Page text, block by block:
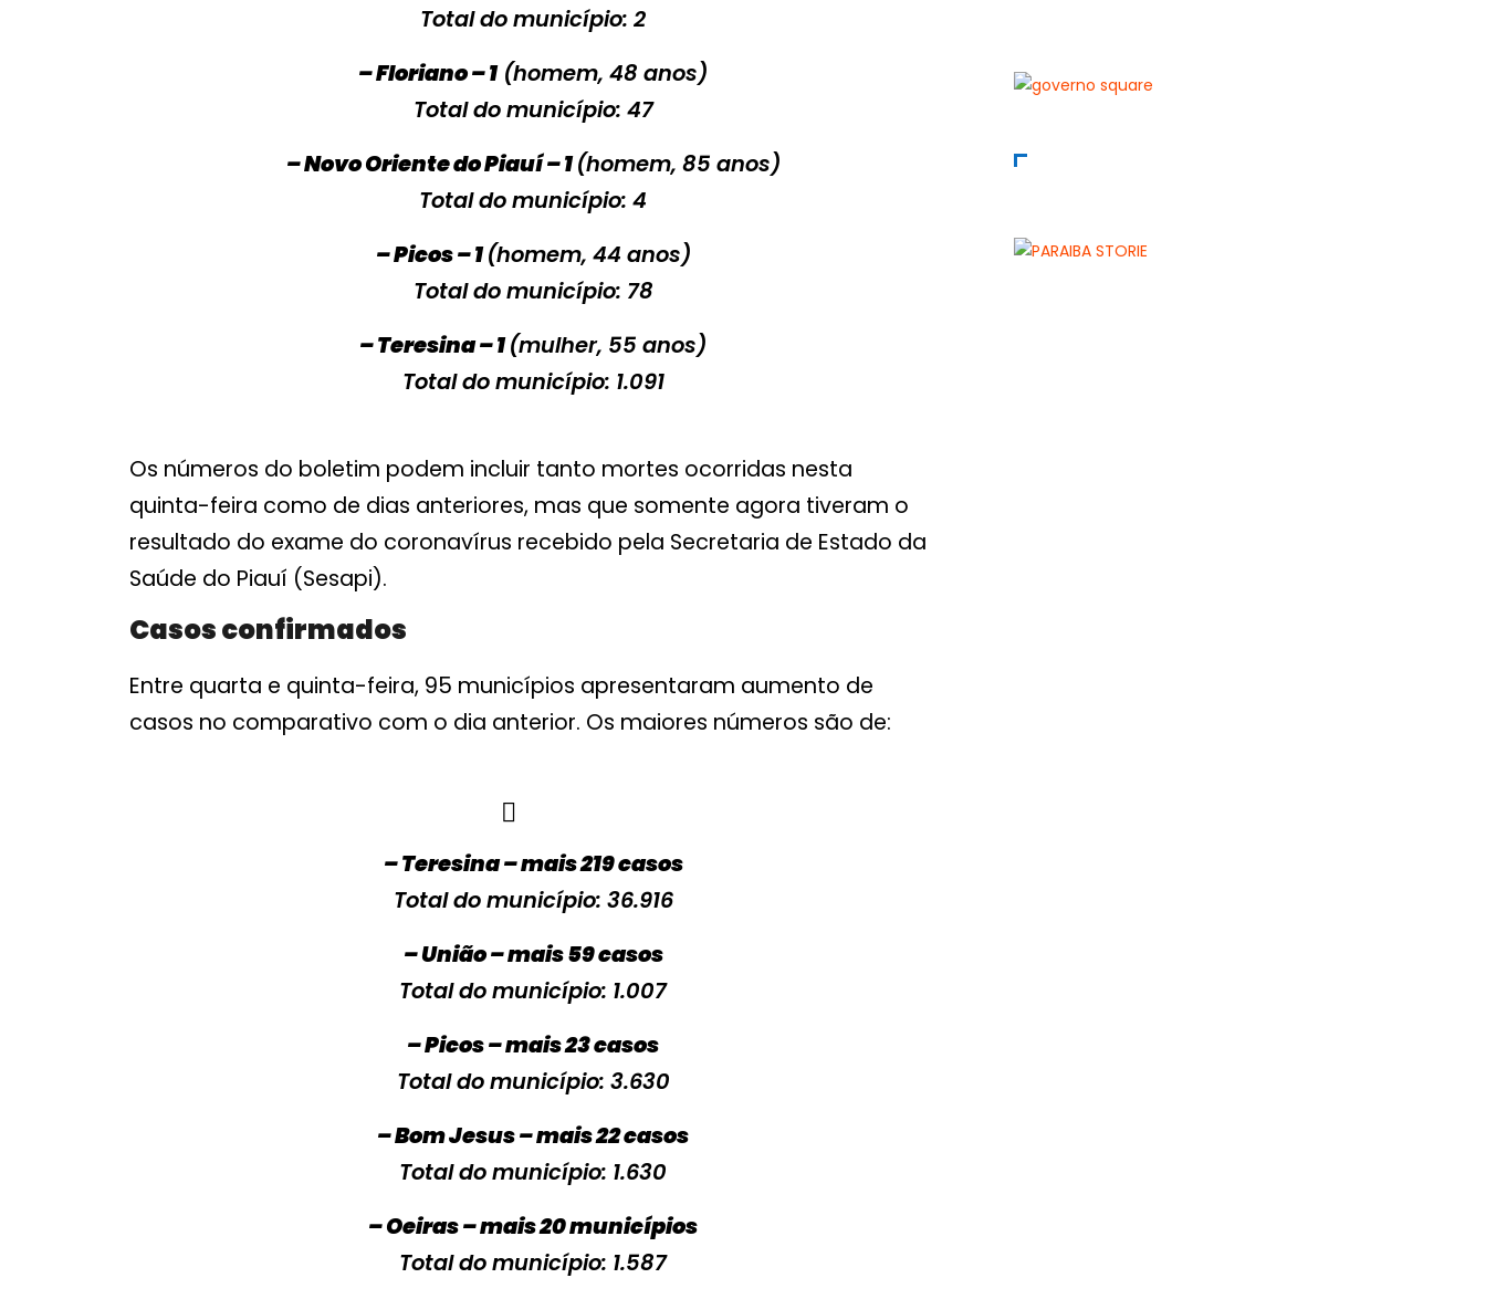
Total do município: 2
– Floriano – 1(homem, 48 anos)
Total do município: 47
– Novo Oriente do Piauí – 1(homem, 85 anos)
Total do município: 4
– Picos – 1(homem, 44 anos)
Total do município: 78
– Teresina – 1(mulher, 55 anos)
Total do município: 1.091
Os números do boletim podem incluir tanto mortes ocorridas nesta
quinta-feira como de dias anteriores, mas que somente agora tiveram o
resultado do exame do coronavírus recebido pela Secretaria de Estado da
Saúde do Piauí (Sesapi).
Casos confirmados
Entre quarta e quinta-feira, 95 municípios apresentaram aumento de
casos no comparativo com o dia anterior. Os maiores números são de:
– Teresina – mais 219 casos
Total do município: 36.916
– União – mais 59 casos
Total do município: 1.007
– Picos – mais 23 casos
Total do município: 3.630
– Bom Jesus – mais 22 casos
Total do município: 1.630
– Oeiras – mais 20 municípios
Total do município: 1.587